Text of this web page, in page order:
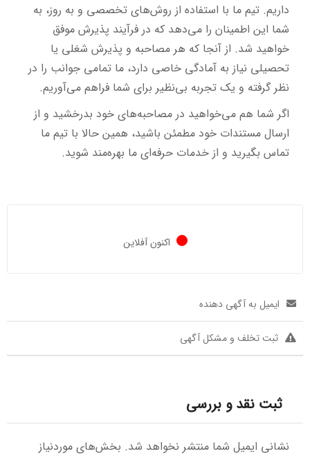
داریم. تیم ما با استفاده از روش‌های تخصصی و به روز، به
شما این اطمینان را می‌دهد که در فرآیند پذیرش موفق
خواهید شد. از آنجا که هر مصاحبه و پذیرش شغلی یا
تحصیلی نیاز به آمادگی خاصی دارد، ما تمامی جوانب را در
نظر گرفته و یک تجربه بی‌نظیر برای شما فراهم می‌آوریم.
اگر شما هم می‌خواهید در مصاحبه‌های خود بدرخشید و از
ارسال مستندات خود مطمئن باشید، همین حالا با تیم ما
تماس بگیرید و از خدمات حرفه‌ای ما بهره‌مند شوید.
اکنون آفلاین
ایمیل به آگهی دهنده
ثبت تخلف و مشکل آگهی
ثبت نقد و بررسی
نشانی ایمیل شما منتشر نخواهد شد. بخش‌های موردنیاز